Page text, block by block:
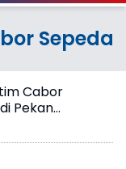
Sepeda
Cabor
Pekan